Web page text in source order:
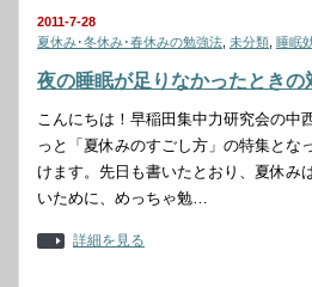
2011-7-28
夏休み･冬休み･春休みの勉強法 未分類 睡眠
夜の睡眠が足りなかったときの
こんにちは！早稲田集中力研究会の中
っと「夏休みのすごし方」の特集とな
けます。先日も書いたとおり、夏休み
いために、めっちゃ勉…
詳細を見る